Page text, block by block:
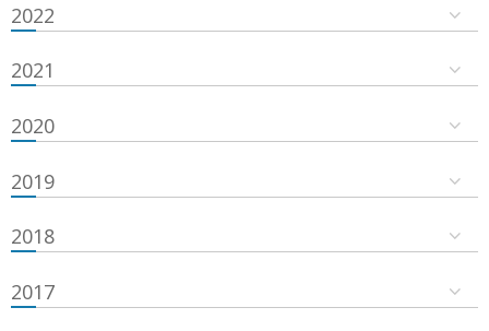
2022
2021
2020
2019
2018
2017